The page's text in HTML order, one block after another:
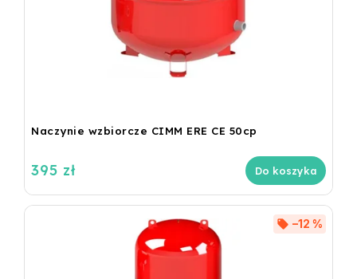
Naczynie wzbiorcze CIMM ERE CE 50cp
395 zł Do koszyka
–12 %